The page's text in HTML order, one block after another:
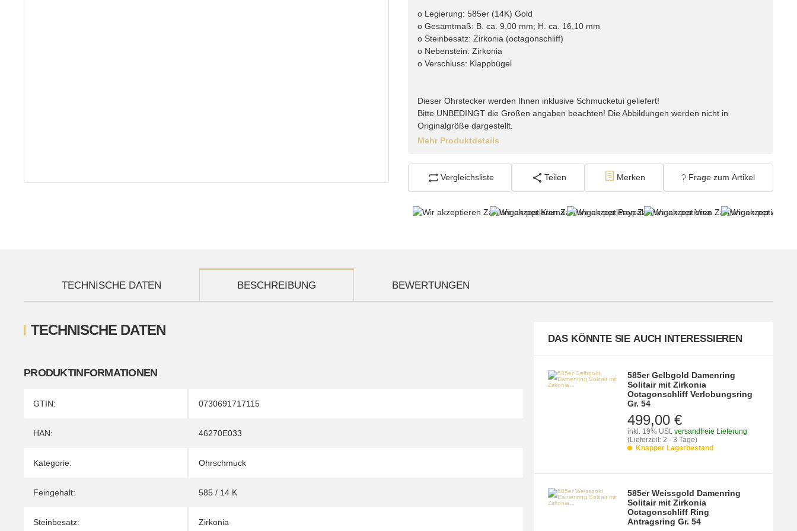
o Legierung: 585er (14K) Gold
o Gesamtmaß: B. ca. 9,00 mm; H. ca. 16,10 mm
o Steinbesatz: Zirkonia (octagonschliff)
o Nebenstein: Zirkonia
o Verschluss: Klappbügel
Dieser Ohrstecker werden Ihnen inklusive Schmucketui geliefert!
Bitte UNBEDINGT die Größen angaben beachten! Die Abbildungen werden nicht in
Originalgröße dargestellt.
Mehr Produktdetails
Vergleichsliste Teilen Merken Frage zum Artikel
TECHNISCHE DATEN BESCHREIBUNG BEWERTUNGEN
TECHNISCHE DATEN
PRODUKTINFORMATIONEN
Produkteigenschaft
Wert
GTIN: 0730691717115
HAN: 46270E033
Kategorie: Ohrschmuck
Feingehalt: 585 / 14 K
Steinbesatz: Zirkonia
DAS KÖNNTE SIE AUCH INTERESSIEREN
585er Gelbgold Damenring
Solitair mit Zirkonia
Octagonschliff Verlobungsring
Gr. 54
499,00 €
inkl. 19% USt. versandfreie Lieferung
(Lieferzeit: 2 - 3 Tage)
Knapper Lagerbestand
585er Weissgold Damenring
Solitair mit Zirkonia
Octagonschliff Ring
Antragsring Gr. 54